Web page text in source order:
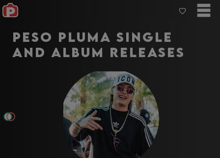
Peso Pluma Single
and Album Releases